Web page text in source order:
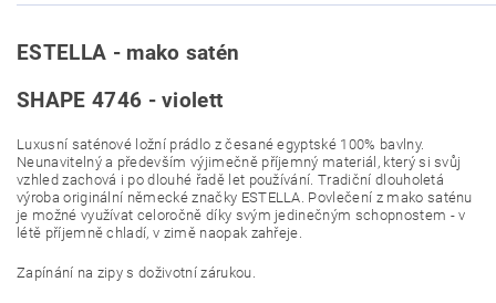
ESTELLA - mako satén
SHAPE 4746 - violett
Luxusní saténové ložní prádlo z česané egyptské 100% bavlny.
Neunavitelný a především výjimečně příjemný materiál, který si svůj
vzhled zachová i po dlouhé řadě let používání. Tradiční dlouholetá
výroba originální německé značky ESTELLA. Povlečení z mako saténu
je možné využívat celoročně díky svým jedinečným schopnostem - v
létě příjemně chladí, v zimě naopak zahřeje.
Zapínání na zipy s doživotní zárukou.